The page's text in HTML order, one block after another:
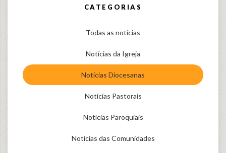
CATEGORIAS
Todas as notícias
Notícias da Igreja
Notícias Diocesanas
Notícias Pastorais
Notícias Paroquiais
Notícias das Comunidades